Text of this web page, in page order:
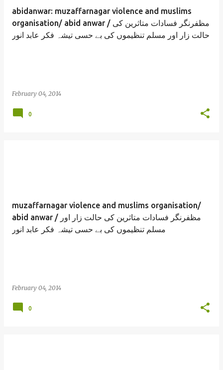
abidanwar: muzaffarnagar violence and muslims
organisation/ abid anwar / مظفرنگر فسادات متاثرین کی
حالت زار اور مسلم تنظیموں کی بے حسی تیشہ فکر عابد انور
February 04, 2014
0
muzaffarnagar violence and muslims organisation/
abid anwar / مظفرنگر فسادات متاثرین کی حالت زار اور
مسلم تنظیموں کی بے حسی تیشہ فکر عابد انور
February 04, 2014
0